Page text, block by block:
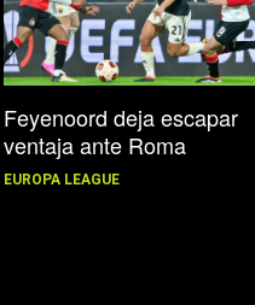
Feyenoord deja escapar
ventaja ante Roma
EUROPA LEAGUE